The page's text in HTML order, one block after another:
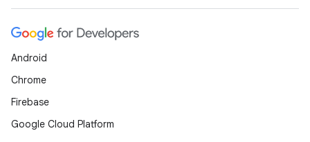
Android
Chrome
Firebase
Google Cloud Platform